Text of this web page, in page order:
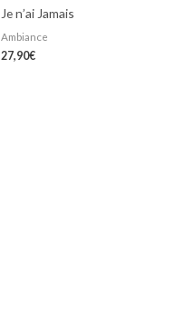
Je n’ai Jamais
Ambiance
27,90€